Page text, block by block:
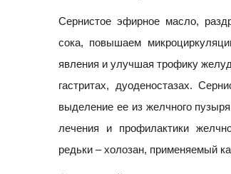
Сернистое эфирное масло,
сока, повышаем
явления и улучшая трофику
гастритах, дуоденостазах.
выделение ее из желчного
лечения и профилактики
редьки – холозан, применяемый